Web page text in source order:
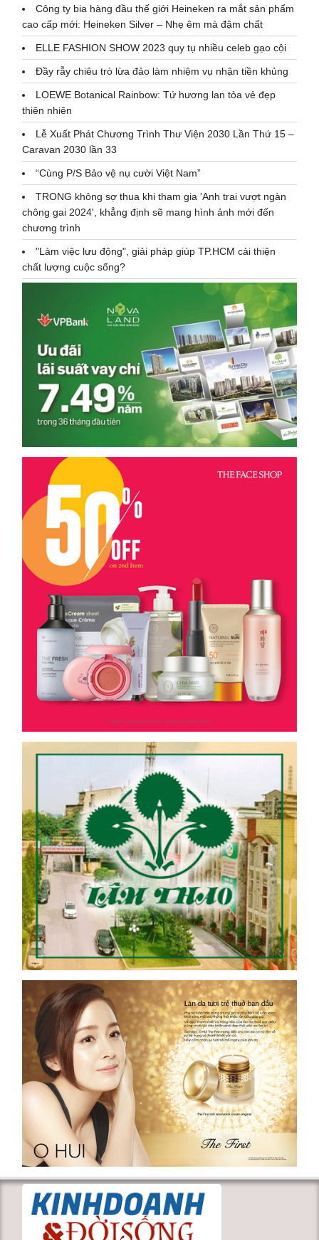
Công ty bia hàng đầu thế giới Heineken ra mắt sản phẩm
cao cấp mới: Heineken Silver – Nhẹ êm mà đậm chất
ELLE FASHION SHOW 2023 quy tụ nhiều celeb gạo cội
Đầy rẫy chiêu trò lừa đảo làm nhiệm vụ nhận tiền khủng
LOEWE Botanical Rainbow: Tứ hương lan tỏa vẻ đẹp
thiên nhiên
Lễ Xuất Phát Chương Trình Thư Viện 2030 Lần Thứ 15 –
Caravan 2030 lần 33
“Cùng P/S Bảo vệ nụ cười Việt Nam”
TRONG không sợ thua khi tham gia 'Anh trai vượt ngàn
chông gai 2024', khẳng định sẽ mang hình ảnh mới đến
chương trình
"Làm việc lưu động", giải pháp giúp TP.HCM cải thiện
chất lượng cuộc sống?